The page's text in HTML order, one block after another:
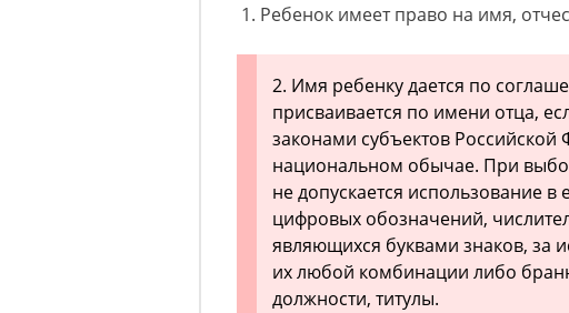
1. Ребенок имеет право на имя,
2. Имя ребенку дается по
присваивается по имени отца,
законами субъектов
национальном обычае. При
не допускается использование
цифровых обозначений,
являющихся буквами знаков, за
их любой комбинации либо
должности, титулы.